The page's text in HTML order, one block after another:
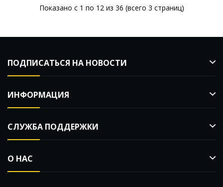
Показано с 1 по 12 из 36 (всего 3 страниц)
ПОДПИСАТЬСЯ НА НОВОСТИ
ИНФОРМАЦИЯ
СЛУЖБА ПОДДЕРЖКИ
О НАС